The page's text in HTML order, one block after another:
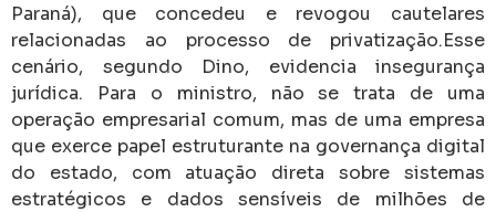
Paraná), que concedeu e revogou cautelares
relacionadas ao processo de privatização.Esse
cenário, segundo Dino, evidencia insegurança
jurídica. Para o ministro, não se trata de uma
operação empresarial comum, mas de uma empresa
que exerce papel estruturante na governança digital
do estado, com atuação direta sobre sistemas
estratégicos e dados sensíveis de milhões de